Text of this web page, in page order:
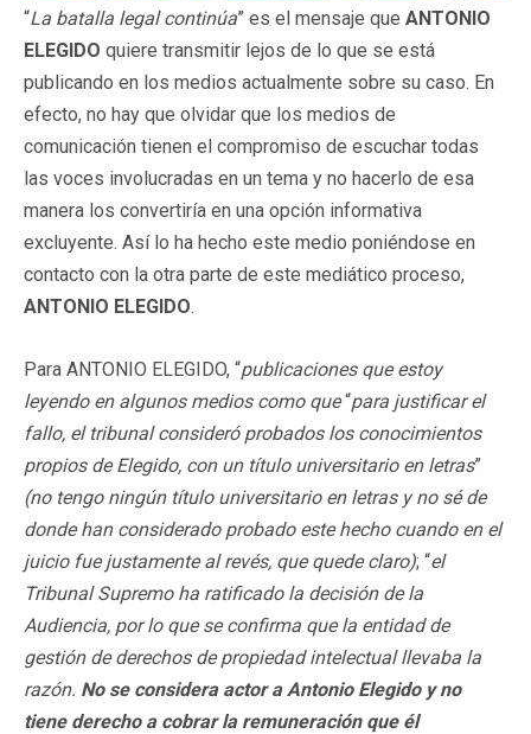
“La batalla legal continúa” es el mensaje que ANTONIO
ELEGIDO quiere transmitir lejos de lo que se está
publicando en los medios actualmente sobre su caso. En
efecto, no hay que olvidar que los medios de
comunicación tienen el compromiso de escuchar todas
las voces involucradas en un tema y no hacerlo de esa
manera los convertiría en una opción informativa
excluyente. Así lo ha hecho este medio poniéndose en
contacto con la otra parte de este mediático proceso,
ANTONIO ELEGIDO.
Para ANTONIO ELEGIDO, “publicaciones que estoy
leyendo en algunos medios como que“para justificar el
fallo, el tribunal consideró probados los conocimientos
propios de Elegido, con un título universitario en letras”
(no tengo ningún título universitario en letras y no sé de
donde han considerado probado este hecho cuando en el
juicio fue justamente al revés, que quede claro); “el
Tribunal Supremo ha ratificado la decisión de la
Audiencia, por lo que se confirma que la entidad de
gestión de derechos de propiedad intelectual llevaba la
razón. No se considera actor a Antonio Elegido y no
tiene derecho a cobrar la remuneración que él